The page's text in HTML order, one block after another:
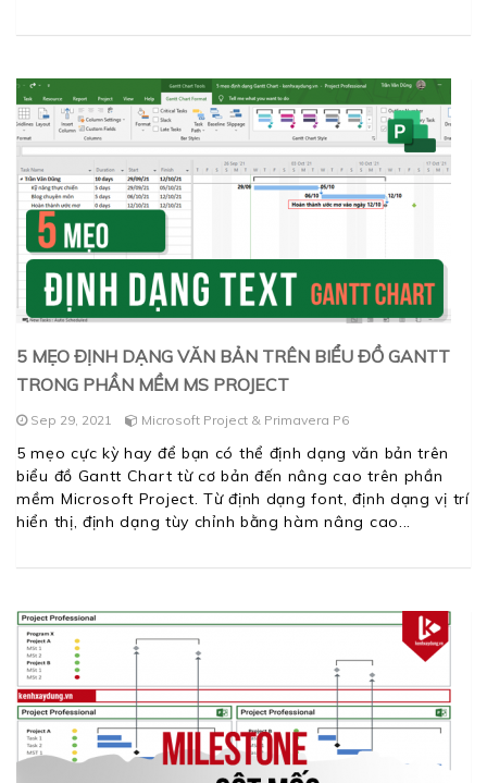
5 MẸO ĐỊNH DẠNG VĂN BẢN TRÊN BIỂU ĐỒ GANTT
TRONG PHẦN MỀM MS PROJECT
Sep 29, 2021 Microsoft Project & Primavera P6
5 mẹo cực kỳ hay để bạn có thể định dạng văn bản trên
biểu đồ Gantt Chart từ cơ bản đến nâng cao trên phần
mềm Microsoft Project. Từ định dạng font, định dạng vị trí
hiển thị, định dạng tùy chỉnh bằng hàm nâng cao